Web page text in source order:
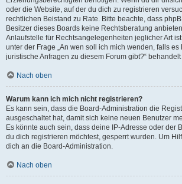
oder die Website, auf der du dich zu registrieren
rechtlichen Beistand zu Rate. Bitte beachte, dass
Besitzer dieses Boards keine Rechtsberatung
Anlaufstelle für Rechtsangelegenheiten jeglicher Art
unter der Frage „An wen soll ich mich wenden, falls
juristische Anfragen zu diesem Forum gibt?“
Nach oben
Warum kann ich mich nicht registrieren?
Es kann sein, dass die Board-Administration die
ausgeschaltet hat, damit sich keine neuen Benutzer
Es könnte auch sein, dass deine IP-Adresse oder der
du dich registrieren möchtest, gesperrt wurden. Um
dich an die Board-Administration.
Nach oben